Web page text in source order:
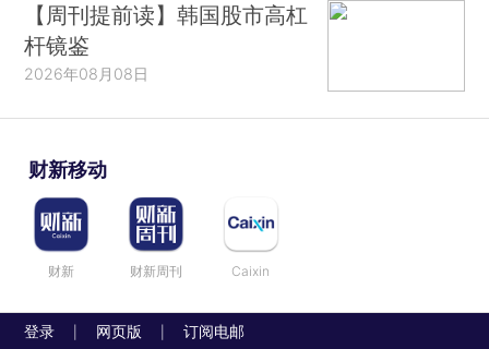
【周刊提前读】韩国股市高杠
杆镜鉴
2026年08月08日
财新移动
财新 财新周刊 Caixin
登录 网页版 订阅电邮